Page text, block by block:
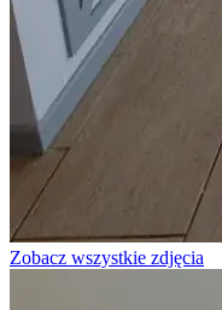
Zobacz wszystkie zdjęcia